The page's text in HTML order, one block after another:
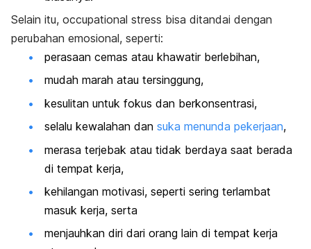
Selain itu, occupational stress bisa ditandai dengan
perubahan emosional, seperti:
perasaan cemas atau khawatir berlebihan,
mudah marah atau tersinggung,
kesulitan untuk fokus dan berkonsentrasi,
selalu kewalahan dan suka menunda pekerjaan,
merasa terjebak atau tidak berdaya saat berada
di tempat kerja,
kehilangan motivasi, seperti sering terlambat
masuk kerja, serta
menjauhkan diri dari orang lain di tempat kerja